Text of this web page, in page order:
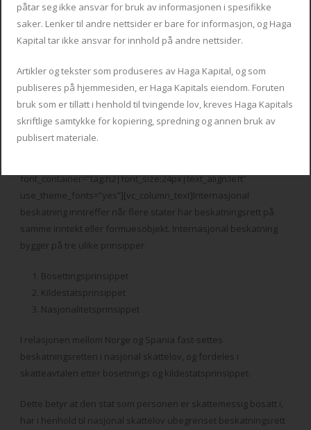
påtar seg ikke ansvar for bruk av informasjonen i spesifikke
saker. Lenker til andre nettsider er bare for informasjon, og Haga
Kapital tar ikke ansvar for innhold på andre nettsider.
Artikler og tekster som produseres av Haga Kapital, og som
publiseres på hjemmesiden, er Haga Kapitals eiendom. Foruten
bruk som er tillatt i henhold til tvingende lov, kreves Haga Kapitals
skriftlige samtykke for kopiering, spredning og annen bruk av
publisert materiale.
Skattemessig bosatt i Norge
font_container=”tag:h2|font_size:24px|text_align:left”
use_theme_fonts=”yes”][vc_column_text]Internasjonal
beskatning inntreffer når flere stater har beskatningsrett på
samme inntekt eller formuesobjekt. Internasjonal beskatning
bygger på tre ulike prinsipper.
Bosettingsprinsippet
Kildestatsprinsippet
Nasjonalitetsprinsippet
I relasjonen mellom Norge og Spania fast-settes
beskatningsretten i nasjonal skattelov, og fordeles i
skatteavtalen etter bosetnings og kildestatsprinsippet.
Dette betyr at den stat som personen er skattemessig bosatt i,
har i henhold til nasjonal skattelov ubegrenset beskatningsrett